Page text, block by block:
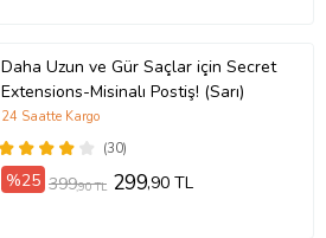
Daha Uzun ve Gür Saçlar için Secret
Extensions-Misinalı Postiş! (Sarı)
(30)
24 Saatte Kargo
%25 399,90 TL 299,90 TL